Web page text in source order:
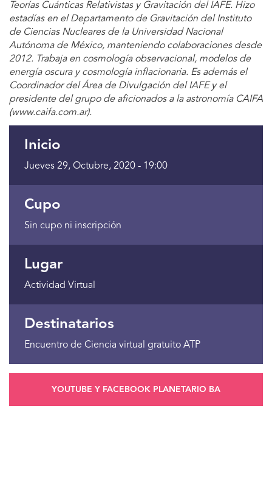
Teorías Cuánticas Relativistas y Gravitación del IAFE. Hizo
estadías en el Departamento de Gravitación del Instituto
de Ciencias Nucleares de la Universidad Nacional
Autónoma de México, manteniendo colaboraciones desde
2012. Trabaja en cosmología observacional, modelos de
energía oscura y cosmología inflacionaria. Es además el
Coordinador del Área de Divulgación del IAFE y el
presidente del grupo de aficionados a la astronomía CAIFA
(www.caifa.com.ar).
Inicio
Jueves 29, Octubre, 2020 - 19:00
Cupo
Sin cupo ni inscripción
Lugar
Actividad Virtual
Destinatarios
Encuentro de Ciencia virtual gratuito ATP
YOUTUBE Y FACEBOOK PLANETARIO BA